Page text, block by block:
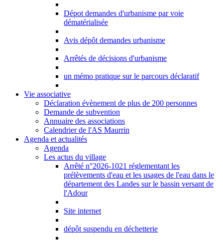
Dépot demandes d'urbanisme par voie
dématérialisée
Avis dépôt demandes urbanisme
Arrêtés de décisions d'urbanisme
un mémo pratique sur le parcours déclaratif
Vie associative
Déclaration évènement de plus de 200 personnes
Demande de subvention
Annuaire des associations
Calendrier de l'AS Maurrin
Agenda et actualités
Agenda
Les actus du village
Arrêté n°2026-1021 réglementant les
prélèvements d'eau et les usages de l'eau dans le
département des Landes sur le bassin versant de
l'Adour
Site internet
dépôt suspendu en déchetterie